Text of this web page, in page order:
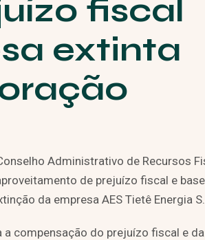
fiscal
extinta
Administrativo de Recursos
de prejuízo fiscal e base
da empresa AES Tietê Energia
compensação do prejuízo fiscal e